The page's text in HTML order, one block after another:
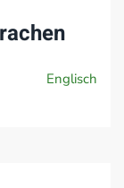
Englisch